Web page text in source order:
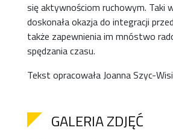
się aktywnościom ruchowym. Taki
doskonała okazja do integracji
także zapewnienia im mnóstwo
spędzania czasu.
Tekst opracowała Joanna Szyc-
GALERIA ZDJĘĆ